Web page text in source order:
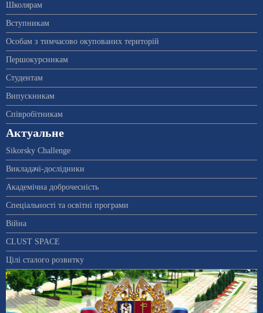
Школярам
Вступникам
Особам з тимчасово окупованих територій
Першокурсникам
Студентам
Випускникам
Співробітникам
Актуальне
Sikorsky Challenge
Викладачі-дослідники
Академічна доброчесність
Спеціальності та освітні програми
Війна
CLUST SPACE
Цілі сталого розвитку